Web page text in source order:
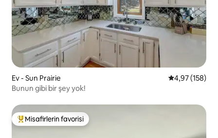
Ev - Sun Prairie 5 üzerinden
4,97 (158)
Bunun gibi bir şey yok!
Misafirlerin favorilerinden en beğenilenler arasında
Misafirlerin favorisi